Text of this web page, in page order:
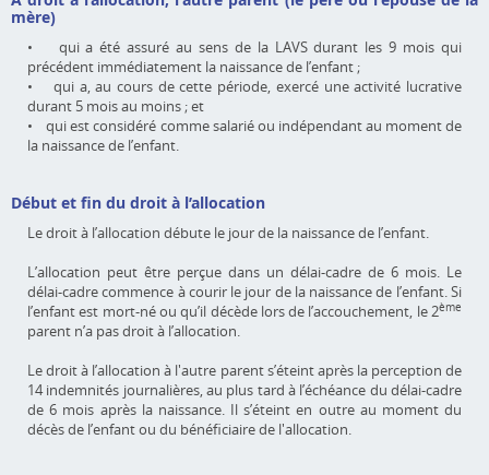
mère)
• qui a été assuré au sens de la LAVS durant les 9 mois qui
précédent immédiatement la naissance de l’enfant ;
• qui a, au cours de cette période, exercé une activité lucrative
durant 5 mois au moins ; et
• qui est considéré comme salarié ou indépendant au moment de
la naissance de l’enfant.
Début et fin du droit à l’allocation
Le droit à l’allocation débute le jour de la naissance de l’enfant.
L’allocation peut être perçue dans un délai-cadre de 6 mois. Le
délai-cadre commence à courir le jour de la naissance de l’enfant. Si
l’enfant est mort-né ou qu’il décède lors de l’accouchement, le 2ème
parent n’a pas droit à l’allocation.
Le droit à l’allocation à l'autre parent s’éteint après la perception de
14 indemnités journalières, au plus tard à l’échéance du délai-cadre
de 6 mois après la naissance. Il s’éteint en outre au moment du
décès de l’enfant ou du bénéficiaire de l'allocation.